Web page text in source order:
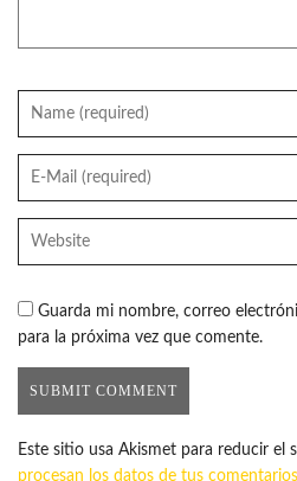
Guarda mi nombre, correo
para la próxima vez que comente.
Este sitio usa Akismet para reducir el
procesan los datos de tus